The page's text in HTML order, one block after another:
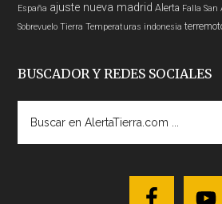
España ajuste nueva madrid Alerta Falla San
Sobrevuelo Tierra Temperaturas indonesia
BUSCADOR Y REDES SOCIALES
AlertaTierra.com